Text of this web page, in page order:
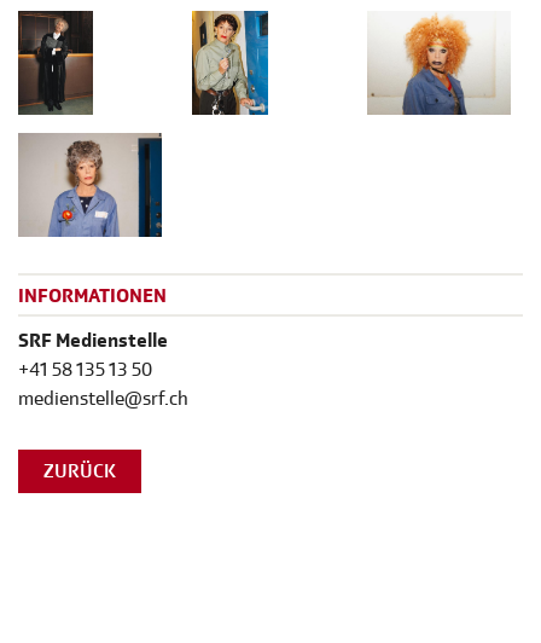
INFORMATIONEN
SRF Medienstelle
+41 58 135 13 50
medienstelle@srf.ch
ZURÜCK